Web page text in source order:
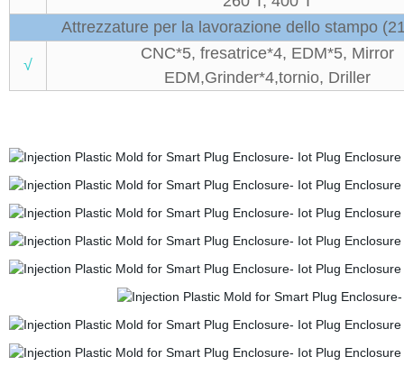
Attrezzature per la lavorazione dello stampo
√
CNC*5, fresatrice*4, EDM*5, Mirror
EDM,Grinder*4,tornio, Driller